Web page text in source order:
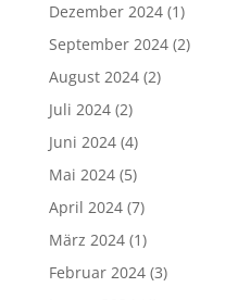
Dezember 2024(1)
September 2024(2)
August 2024(2)
Juli 2024(2)
Juni 2024(4)
Mai 2024(5)
April 2024(7)
März 2024(1)
Februar 2024(3)